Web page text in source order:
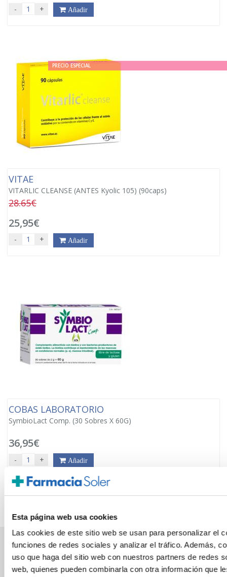
Esta página web usa cookies
Las cookies de este sitio web se usan para personalizar el
funciones de redes sociales y analizar el tráfico. Además,
uso que haga del sitio web con nuestros partners de redes
web, quienes pueden combinarla con otra información que
- + Añadir
PRECIO ESPECIAL
VITAE
VITARLIC CLEANSE (ANTES Kyolic 105) (90caps)
28.65€
25,95€
- + Añadir
COBAS LABORATORIO
SymbioLact Comp. (30 Sobres X 60G)
36,95€
- + Añadir
PAGO SEGURO